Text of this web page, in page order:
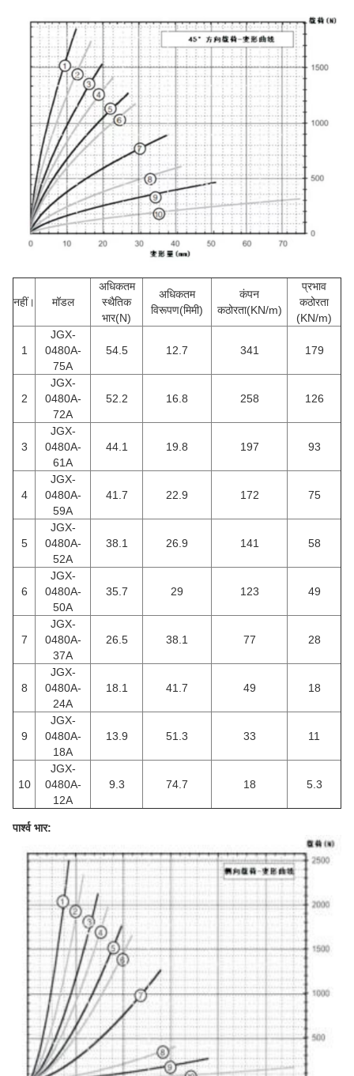
नहीं। मॉडल
अधिकतम
स्थैतिक
भार(N)
अधिकतम
विरूपण(मिमी)
कंपन
कठोरता(KN/m)
प्रभाव
कठोरता
(KN/m)
1
JGX-
0480A-
75A
54.5 12.7 341 179
2
JGX-
0480A-
72A
52.2 16.8 258 126
3
JGX-
0480A-
61A
44.1 19.8 197 93
4
JGX-
0480A-
59A
41.7 22.9 172 75
5
JGX-
0480A-
52A
38.1 26.9 141 58
6
JGX-
0480A-
50A
35.7 29 123 49
7
JGX-
0480A-
37A
26.5 38.1 77 28
8
JGX-
0480A-
24A
18.1 41.7 49 18
9
JGX-
0480A-
18A
13.9 51.3 33 11
10
JGX-
0480A-
12A
9.3 74.7 18 5.3
पार्श्व भार: